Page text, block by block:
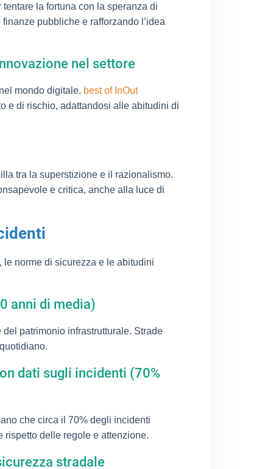
la fortuna con la speranza di
pubbliche e rafforzando l’idea
nel settore
mondo digitale. best of InOut
e di rischio, adattandosi alle abitudini di
tra la superstizione e il razionalismo.
e critica, anche alla luce di
le norme di sicurezza e le abitudini
anni di media)
patrimonio infrastrutturale. Strade
dati sugli incidenti (70%
che circa il 70% degli incidenti
rispetto delle regole e attenzione.
stradale